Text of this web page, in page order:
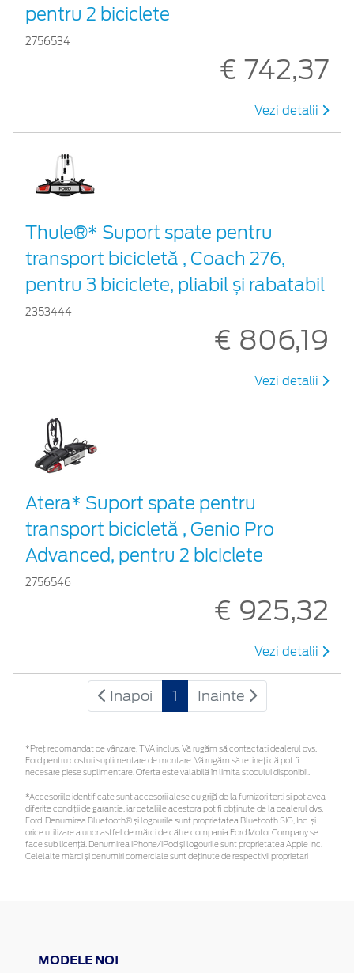
pentru 2 biciclete
2756534
€ 742,37
Vezi detalii
Thule®* Suport spate pentru
transport bicicletă , Coach 276,
pentru 3 biciclete, pliabil și rabatabil
2353444
€ 806,19
Vezi detalii
Atera* Suport spate pentru
transport bicicletă , Genio Pro
Advanced, pentru 2 biciclete
2756546
€ 925,32
Vezi detalii
Inapoi 1 Inainte
*Preţ recomandat de vânzare, TVA inclus. Vă rugăm să contactaţi dealerul dvs.
Ford pentru costuri suplimentare de montare. Vă rugăm să rețineți că pot fi
necesare piese suplimentare. Oferta este valabilă în limita stocului disponibil.
*Accesoriile identificate sunt accesorii alese cu grijă de la furnizori terți și pot avea
diferite condiții de garanție, iar detaliile acestora pot fi obținute de la dealerul dvs.
Ford. Denumirea Bluetooth® și logourile sunt proprietatea Bluetooth SIG, Inc. și
orice utilizare a unor astfel de mărci de către compania Ford Motor Company se
face sub licență. Denumirea iPhone/iPod și logourile sunt proprietatea Apple Inc.
Celelalte mărci și denumiri comerciale sunt deținute de respectivii proprietari
MODELE NOI